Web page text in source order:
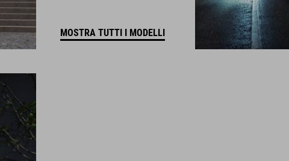
MOSTRA TUTTI I MODELLI